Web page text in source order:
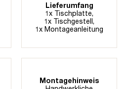
Lieferumfang
1x Tischplatte,
1x Tischgestell,
1x Montageanleitung
Montagehinweis